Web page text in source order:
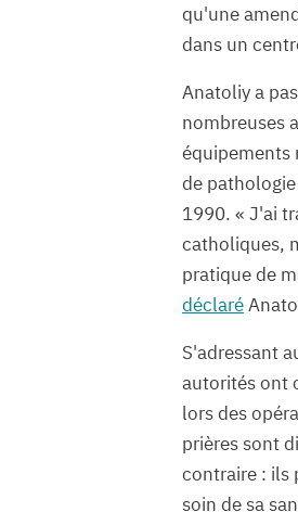
qu'une
dans un
Anatoliy a
nombreuses
équipements
de
1990. « J'ai
catholiques,
pratique de
déclaré
S'adressant
autorités ont
lors des
prières sont
contraire : ils
soin de sa